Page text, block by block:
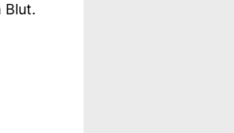
Blut.